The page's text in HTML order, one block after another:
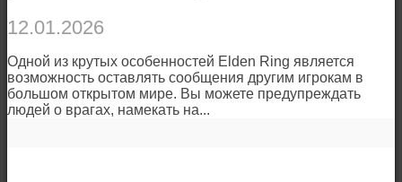
12.01.2026
Одной из крутых особенностей Elden Ring является
возможность оставлять сообщения другим игрокам в
большом открытом мире. Вы можете предупреждать
людей о врагах, намекать на...